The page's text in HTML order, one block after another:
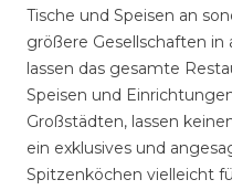
Tische und Speisen an
größere Gesellschaften
lassen das gesamte
Speisen und
Großstädten, lassen
ein exklusives und
Spitzenköchen vielleicht